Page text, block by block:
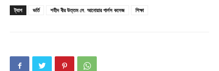
Champs21
ট্যাগ ভর্তি শহীদ বীর উত্তম লে. আনোয়ার গার্লস কলেজ শিক্ষা